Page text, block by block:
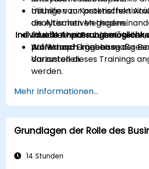
mithilfe von
die Alternativen
Unsicherheiten zu beurteilen,
prüfen und Ergebnisse der
darzustellen.
Übungen zur praktischen
analytischen Methoden.
Interaktives Problemlösen in
Workshop-Umgebung.
Individuelle
Auf Wunsch können
Varianten dieses Trainings
werden.
Mehr Informationen...
Grundlagen der Rolle des
14 Stunden